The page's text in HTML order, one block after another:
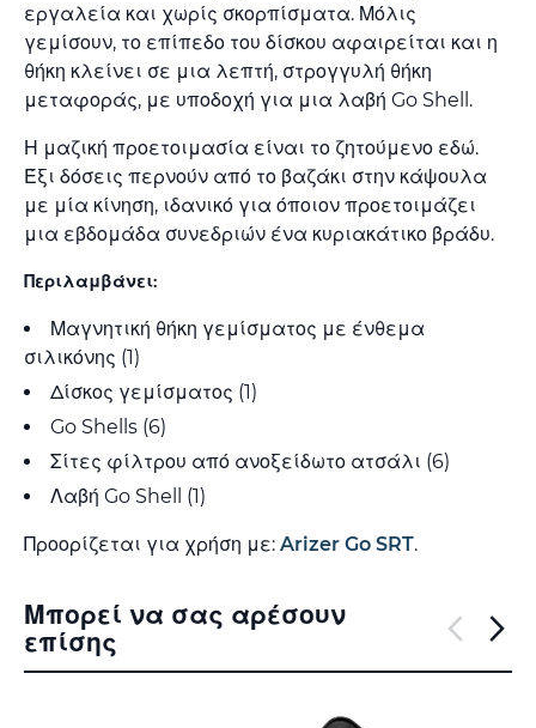
εργαλεία και χωρίς σκορπίσματα. Μόλις
γεμίσουν, το επίπεδο του δίσκου αφαιρείται και η
θήκη κλείνει σε μια λεπτή, στρογγυλή θήκη
μεταφοράς, με υποδοχή για μια λαβή Go Shell.
Η μαζική προετοιμασία είναι το ζητούμενο εδώ.
Έξι δόσεις περνούν από το βαζάκι στην κάψουλα
με μία κίνηση, ιδανικό για όποιον προετοιμάζει
μια εβδομάδα συνεδριών ένα κυριακάτικο βράδυ.
Περιλαμβάνει:
Μαγνητική θήκη γεμίσματος με ένθεμα
σιλικόνης (1)
Δίσκος γεμίσματος (1)
Go Shells (6)
Σίτες φίλτρου από ανοξείδωτο ατσάλι (6)
Λαβή Go Shell (1)
Προορίζεται για χρήση με: Arizer Go SRT.
Μπορεί να σας αρέσουν
επίσης